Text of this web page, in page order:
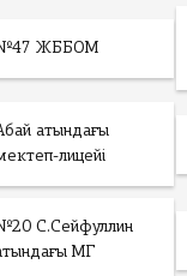
ЖББОМ
атындағы
лицейі
С.Сейфуллин
МГ